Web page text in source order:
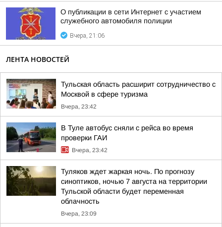
О публикации в сети Интернет с участием
служебного автомобиля полиции
Вчера, 21:06
ЛЕНТА НОВОСТЕЙ
Тульская область расширит сотрудничество с
Москвой в сфере туризма
Вчера, 23:42
В Туле автобус сняли с рейса во время
проверки ГАИ
Вчера, 23:42
Туляков ждет жаркая ночь. По прогнозу
синоптиков, ночью 7 августа на территории
Тульской области будет переменная
облачность
Вчера, 23:09